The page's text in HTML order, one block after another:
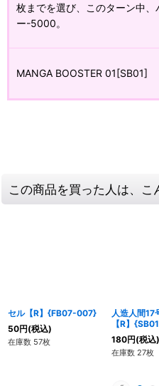
枚までを選び、このターン中、
ー-5000。
MANGA BOOSTER 01[SB01]
この商品を買った人は、
セル【R】{FB07-007}
50円(税込)
在庫数 57枚
人造人間17
【R】
180円(税込)
在庫数 27枚